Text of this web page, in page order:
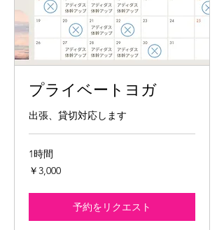
プライベートヨガ
出張、貸切対応します
1時間
3,000
円
￥3,000
予約をリクエスト